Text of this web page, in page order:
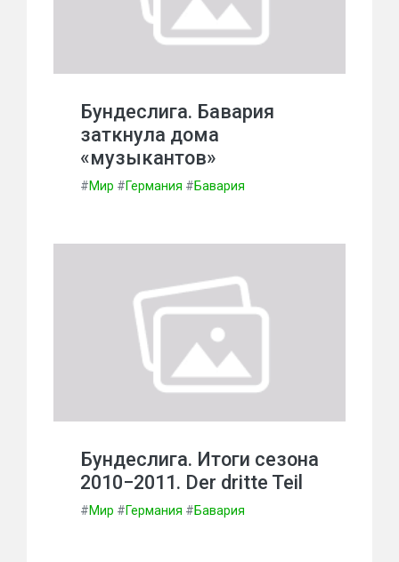
Бундеслига. Бавария
заткнула дома
«музыкантов»
#Мир #Германия #Бавария
Бундеслига. Итоги сезона
2010−2011. Der dritte Teil
#Мир #Германия #Бавария